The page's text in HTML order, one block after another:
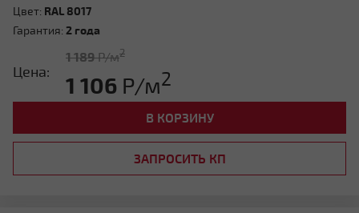
Цвет: RAL 8017
Гарантия: 2 года
Цена:
1 189Р/м2
1 106 Р/м2
В КОРЗИНУ
ЗАПРОСИТЬ КП